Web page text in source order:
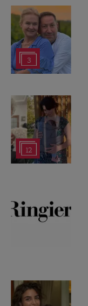
3
12